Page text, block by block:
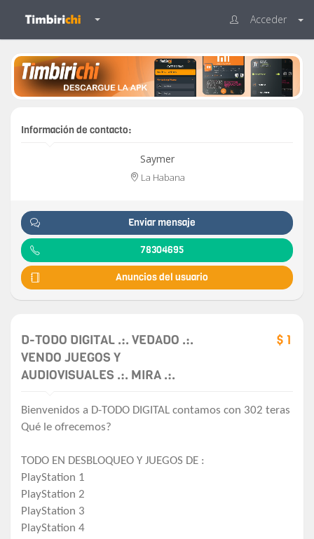
Acceder
Información de contacto:
Saymer
La Habana
Enviar mensaje
78304695
Anuncios del usuario
D-TODO DIGITAL .:. VEDADO .:.
VENDO JUEGOS Y
AUDIOVISUALES .:. MIRA .:.
$ 1
Bienvenidos a D-TODO DIGITAL contamos con 302 teras
Qué le ofrecemos?
TODO EN DESBLOQUEO Y JUEGOS DE :
PlayStation 1
PlayStation 2
PlayStation 3
PlayStation 4